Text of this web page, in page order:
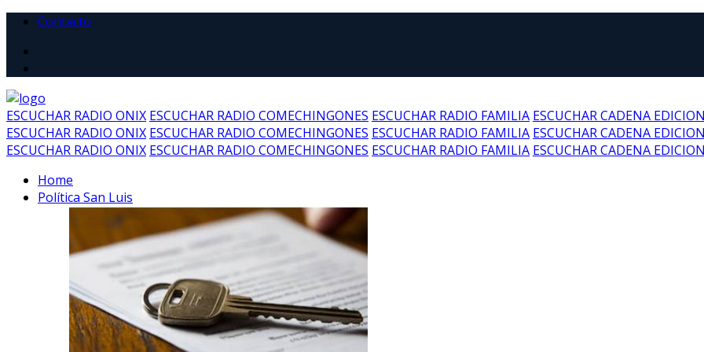
Contacto
ESCUCHAR RADIO ONIX ESCUCHAR RADIO COMECHINGONES ESCUCHAR RADIO FAMILIA ESCUCHAR CADENA EDICION
ESCUCHAR RADIO ONIX ESCUCHAR RADIO COMECHINGONES ESCUCHAR RADIO FAMILIA ESCUCHAR CADENA EDICION
ESCUCHAR RADIO ONIX ESCUCHAR RADIO COMECHINGONES ESCUCHAR RADIO FAMILIA ESCUCHAR CADENA EDICION
Home
Política San Luis